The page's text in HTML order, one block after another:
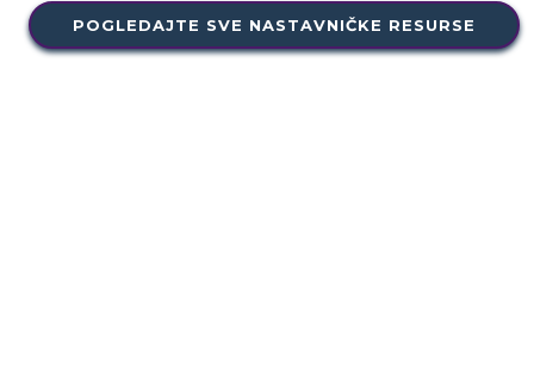
POGLEDAJTE SVE NASTAVNIČKE RESURSE